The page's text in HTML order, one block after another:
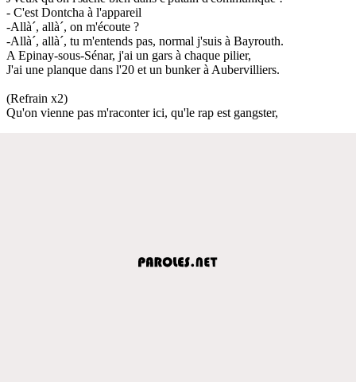
- C'est Dontcha à l'appareil
-Allà´, allà´, on m'écoute ?
-Allà´, allà´, tu m'entends pas, normal j'suis à Bayrouth.
A Epinay-sous-Sénar, j'ai un gars à chaque pilier,
J'ai une planque dans l'20 et un bunker à Aubervilliers.
(Refrain x2)
Qu'on vienne pas m'raconter ici, qu'le rap est gangster,